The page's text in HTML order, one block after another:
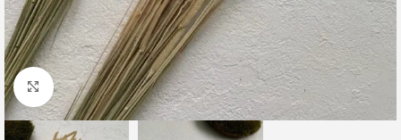
Клацніть, щоб збільшити